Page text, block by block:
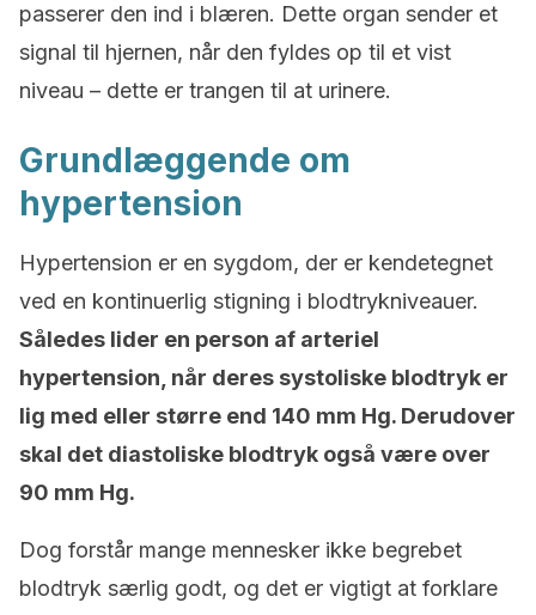
passerer den ind i blæren. Dette organ sender et
signal til hjernen, når den fyldes op til et vist
niveau – dette er trangen til at urinere.
Grundlæggende om
hypertension
Hypertension er en sygdom, der er kendetegnet
ved en kontinuerlig stigning i blodtrykniveauer.
Således lider en person af arteriel
hypertension, når deres systoliske blodtryk er
lig med eller større end 140 mm Hg. Derudover
skal det diastoliske blodtryk også være over
90 mm Hg.
Dog forstår mange mennesker ikke begrebet
blodtryk særlig godt, og det er vigtigt at forklare